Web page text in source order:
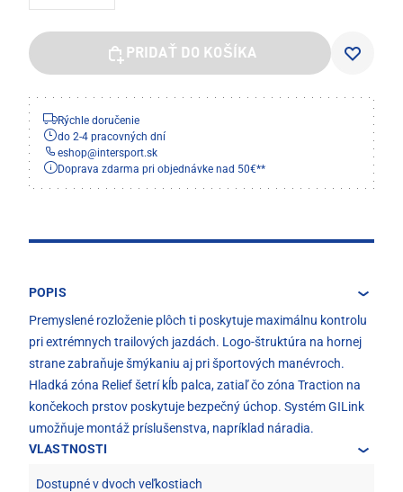
PRIDAŤ DO KOŠÍKA
Rýchle doručenie
do 2-4 pracovných dní
eshop@intersport.sk
Doprava zdarma pri objednávke nad 50€**
POPIS
Premyslené rozloženie plôch ti poskytuje maximálnu kontrolu
pri extrémnych trailových jazdách. Logo-štruktúra na hornej
strane zabraňuje šmýkaniu aj pri športových manévroch.
Hladká zóna Relief šetrí kĺb palca, zatiaľ čo zóna Traction na
končekoch prstov poskytuje bezpečný úchop. Systém GILink
umožňuje montáž príslušenstva, napríklad náradia.
VLASTNOSTI
Dostupné v dvoch veľkostiach